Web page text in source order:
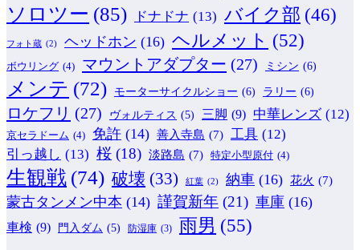
ソロツー (85) ドナドナ (13) バイク部 (46)
フォト蔵 (2) ヘッドホン (16) ヘルメット (52)
ボウリング (4) マウントアダプター (27) ミシン (6)
メンテ (72) モーターサイクルショー (6) ラリー (6)
ロケフリ (27) ヴォルティス (5) 三脚 (9) 中華レンズ (12)
京セラドーム (4) 免許 (14) 善入寺島 (7) 工具 (12)
引っ越し (13) 桜 (18) 淡路島 (7) 特定小型原付 (4)
生観戦 (74) 破壊 (33) 紅葉 (2) 納車 (16) 花火 (7)
蒙古タンメン中本 (14) 謹賀新年 (21) 車庫 (16)
車検 (9) 門入ダム (5) 防湿庫 (3) 雨男 (55)